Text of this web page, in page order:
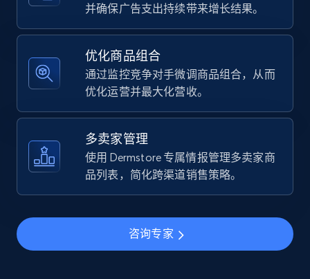
URL, Final price, Sku, Currency, Gtin,
more.
875+ 立即开始
Walmart - products - Find new products by
using specific category URL
URL, Final price, Sku, Currency, Gtin,
Specifications, Image urls, Top reviews, and
5.6K+ 875+ 立即开始
并确保广告支出持续带来增长结果。
优化商品组合
通过监控竞争对手微调商品组合，从而
优化运营并最大化营收。
多卖家管理
使用 Dermstore 专属情报管理多卖家商
品列表，简化跨渠道销售策略。
咨询专家